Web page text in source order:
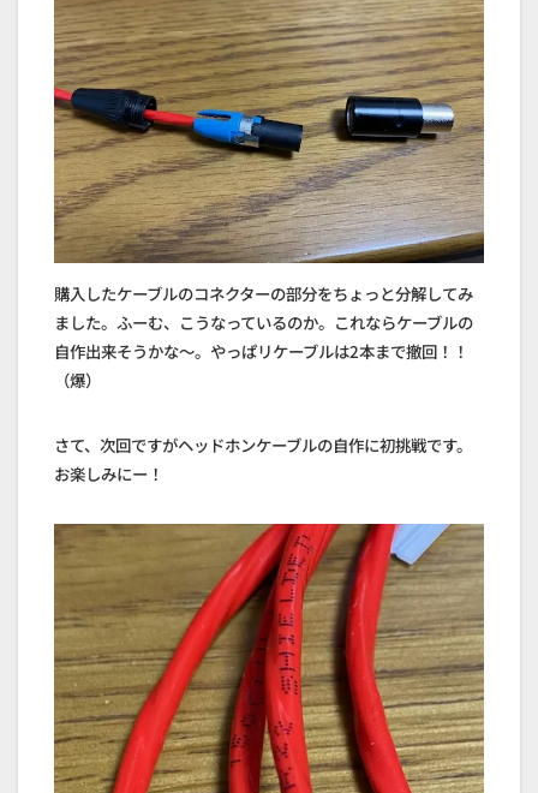
購入したケーブルのコネクターの部分をちょっと分解してみ
ました。ふーむ、こうなっているのか。これならケーブルの
自作出来そうかな～。やっぱリケーブルは2本まで撤回！！
（爆）
さて、次回ですがヘッドホンケーブルの自作に初挑戦です。
お楽しみにー！